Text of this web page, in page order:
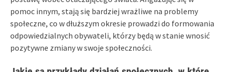
pomoc innym, stają się bardziej wrażliwe na problemy
społeczne, co w dłuższym okresie prowadzi do formowania
odpowiedzialnych obywateli, którzy będą w stanie wnosić
pozytywne zmiany w swoje społeczności.